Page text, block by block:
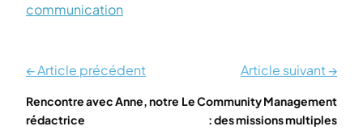
communication
← Article précédent
Rencontre avec Anne, notre
rédactrice
Article suivant →
Le Community Management
: des missions multiples